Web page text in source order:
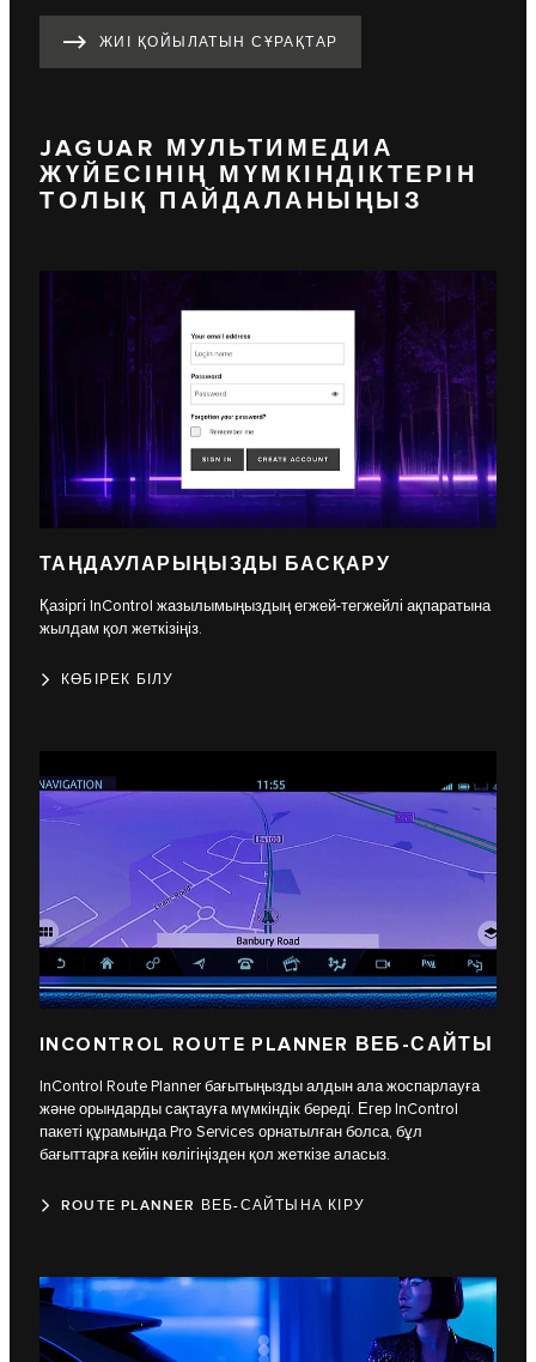
ЖИІ ҚОЙЫЛАТЫН СҰРАҚТАР
JAGUAR МУЛЬТИМЕДИА
ЖҮЙЕСІНІҢ МҮМКІНДІКТЕРІН
ТОЛЫҚ ПАЙДАЛАНЫҢЫЗ
ТАҢДАУЛАРЫҢЫЗДЫ БАСҚАРУ
Қазіргі InControl жазылымыңыздың егжей-тегжейлі ақпаратына
жылдам қол жеткізіңіз.
КӨБІРЕК БІЛУ
INCONTROL ROUTE PLANNER ВЕБ-САЙТЫ
InControl Route Planner бағытыңызды алдын ала жоспарлауға
және орындарды сақтауға мүмкіндік береді. Егер InControl
пакеті құрамында Pro Services орнатылған болса, бұл
бағыттарға кейін көлігіңізден қол жеткізе аласыз.
ROUTE PLANNER ВЕБ-САЙТЫНА КІРУ